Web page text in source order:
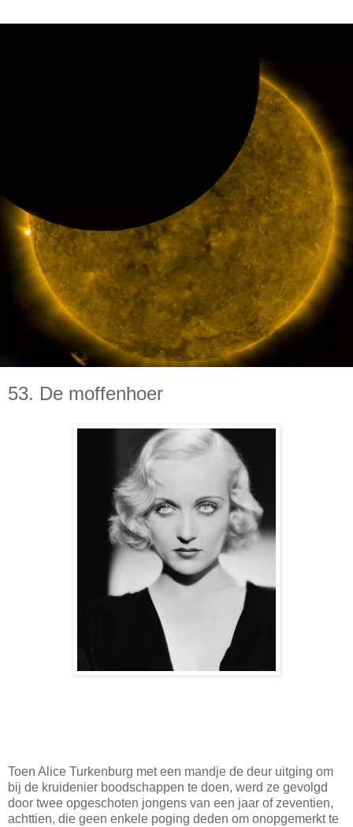
53. De moffenhoer
Toen Alice Turkenburg met een mandje de deur uitging om
bij de kruidenier boodschappen te doen, werd ze gevolgd
door twee opgeschoten jongens van een jaar of zeventien,
achttien, die geen enkele poging deden om onopgemerkt te